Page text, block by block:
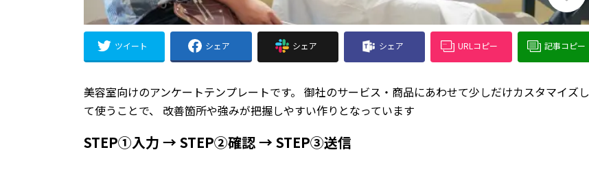
ツイート シェア シェア シェア URLコピー 記事コピー
美容室向けのアンケートテンプレートです。 御社のサービス・商品にあわせて少しだけカスタマイズし
て使うことで、 改善箇所や強みが把握しやすい作りとなっています
STEP①入力 → STEP②確認 → STEP③送信